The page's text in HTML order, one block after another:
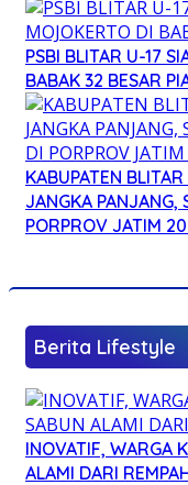
PSBI BLITAR U-17
BABAK 32 BESAR
KABUPATEN
JANGKA PANJANG,
PORPROV JATIM
Berita Lifestyle
INOVATIF, WARGA
ALAMI DARI